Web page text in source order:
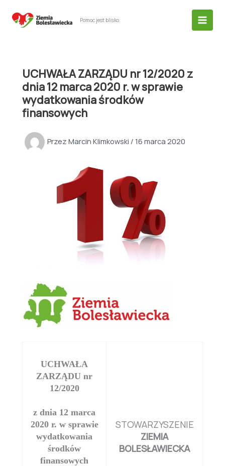
Pomoc jest blisko.
UCHWAŁA ZARZĄDU nr 12/2020 z
dnia 12 marca 2020 r. w sprawie
wydatkowania środków
finansowych
Przez Marcin Klimkowski / 16 marca 2020
UCHWAŁA
ZARZĄDU nr
12/2020
z dnia 12 marca
2020 r. w sprawie
wydatkowania
środków
finansowych
STOWARZYSZENIE
ZIEMIA
BOLESŁAWIECKA